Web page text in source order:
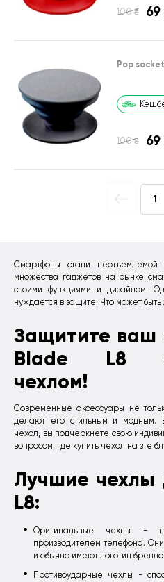
Смартфоны стали
множества гаджетов на рынке
своими функциями и дизайном.
нуждается в защите. Что может
Защитите ваш
Blade L8
чехлом!
Современные аксессуары не
делают его стильным и модным.
чехол, вы подчеркнете свою
вопросом, где купить чехол на зте
Лучшие чехлы
L8:
Оригинальные чехлы -
производителем телефона.
и обычно имеют логотип
Противоударные чехлы -
100 ₴ 69
Pop
100 ₴ 69
1